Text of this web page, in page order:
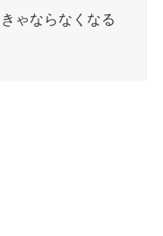
ゃならなくなる